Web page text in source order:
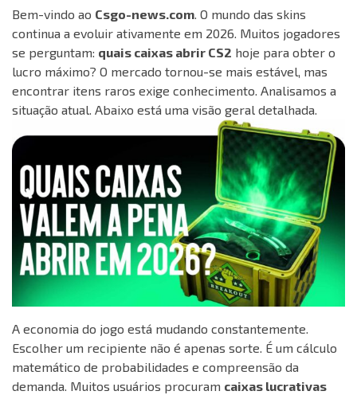
Bem-vindo ao Csgo-news.com. O mundo das skins
continua a evoluir ativamente em 2026. Muitos jogadores
se perguntam: quais caixas abrir CS2 hoje para obter o
lucro máximo? O mercado tornou-se mais estável, mas
encontrar itens raros exige conhecimento. Analisamos a
situação atual. Abaixo está uma visão geral detalhada.
A economia do jogo está mudando constantemente.
Escolher um recipiente não é apenas sorte. É um cálculo
matemático de probabilidades e compreensão da
demanda. Muitos usuários procuram caixas lucrativas